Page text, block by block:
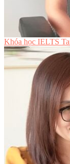
Khóa học IELTS